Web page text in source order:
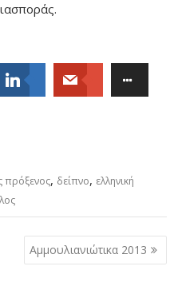
πρόξενος, δείπνο, ελληνική
Αμμουλιανιώτικα 2013